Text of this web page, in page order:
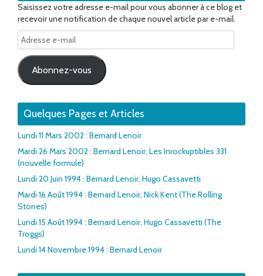
Saisissez votre adresse e-mail pour vous abonner à ce blog et
recevoir une notification de chaque nouvel article par e-mail.
Adresse
e-
mail
Abonnez-vous
Quelques Pages et Articles
Lundi 11 Mars 2002 : Bernard Lenoir
Mardi 26 Mars 2002 : Bernard Lenoir, Les Inrockuptibles 331
(nouvelle formule)
Lundi 20 Juin 1994 : Bernard Lenoir, Hugo Cassavetti
Mardi 16 Août 1994 : Bernard Lenoir, Nick Kent (The Rolling
Stones)
Lundi 15 Août 1994 : Bernard Lenoir, Hugo Cassavetti (The
Troggs)
Lundi 14 Novembre 1994 : Bernard Lenoir